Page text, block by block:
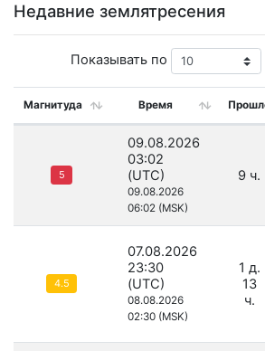
Недавние землятресения
Показывать по
Магнитуда Время
5
09.08.2026
03:02
(UTC)
09.08.2026
06:02 (MSK)
9 ч.
4.5
07.08.2026
23:30
(UTC)
08.08.2026
02:30 (MSK)
1 д.
13
ч.